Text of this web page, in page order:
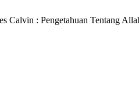
Calvin : Pengetahuan Tentang